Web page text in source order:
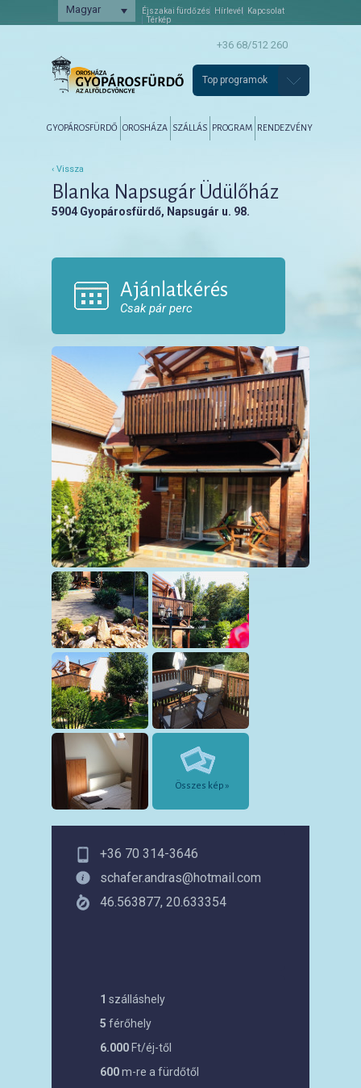
Magyar Éjszakai fürdőzés Hírlevél
Kapcsolat
Térkép
+36 68/512 260
Top programok
Tovább az elsődleges tartalomra
Tovább a másodlagos tartalomra
GYOPÁROSFÜRDŐ OROSHÁZA SZÁLLÁS PROGRAM RENDEZVÉNY
‹ Vissza
Blanka Napsugár Üdülőház
5904 Gyopárosfürdő, Napsugár u. 98.
Ajánlatkérés
Csak pár perc
Összes kép »
+36 70 314-3646
schafer.andras@hotmail.com
46.563877, 20.633354
1 szálláshely
5 férőhely
6.000 Ft/éj-től
600m-re a fürdőtől